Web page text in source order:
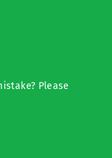
Please